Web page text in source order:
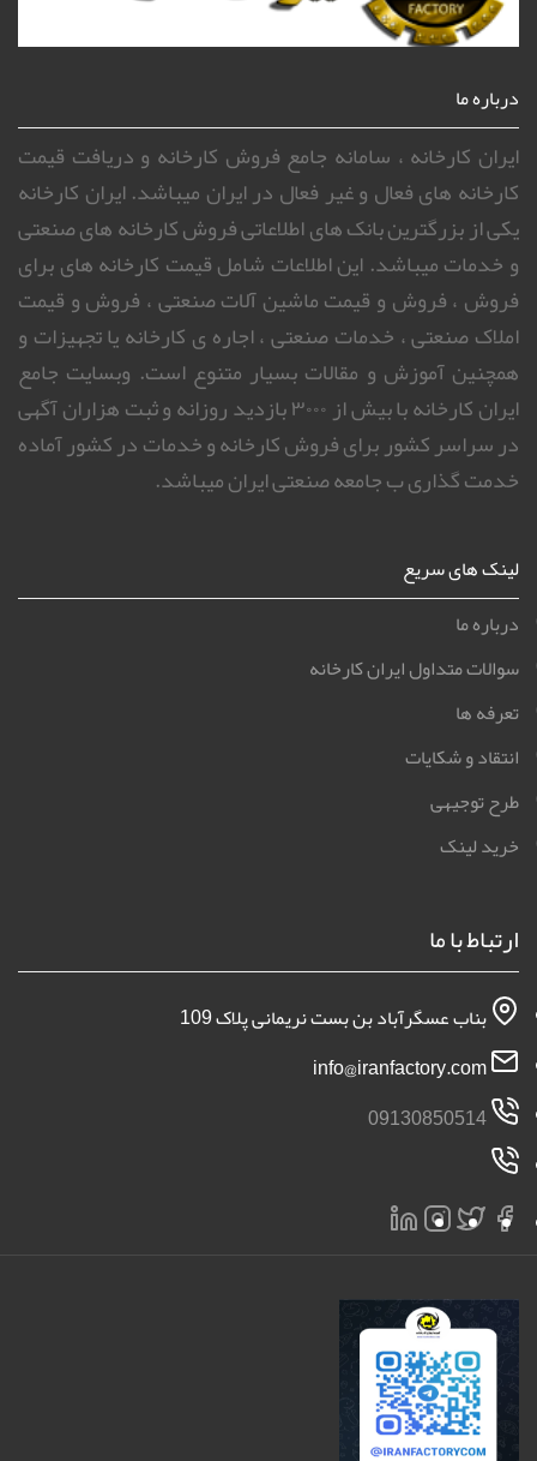
درباره ما
ایران کارخانه ، سامانه جامع فروش کارخانه و دریافت قیمت
کارخانه های فعال و غیر فعال در ایران میباشد. ایران کارخانه
یکی از بزرگترین بانک های اطلاعاتی فروش کارخانه های صنعتی
و خدمات میباشد. این اطلاعات شامل قیمت کارخانه های برای
فروش ، فروش و قیمت ماشین آلات صنعتی ، فروش و قیمت
املاک صنعتی ، خدمات صنعتی ، اجاره ی کارخانه یا تجهیزات و
همچنین آموزش و مقالات بسیار متنوع است. وبسایت جامع
ایران کارخانه با بیش از ۳۰۰۰ بازدید روزانه و ثبت هزاران آگهی
در سراسر کشور برای فروش کارخانه و خدمات در کشور آماده
خدمت گذاری ب جامعه صنعتی ایران میباشد.
لینک های سریع
درباره ما
سوالات متداول ایران کارخانه
تعرفه ها
انتقاد و شکایات
طرح توجیهی
خرید لینک
ارتباط با ما
بناب عسگرآباد بن بست نریمانی پلاک 109
09130850514